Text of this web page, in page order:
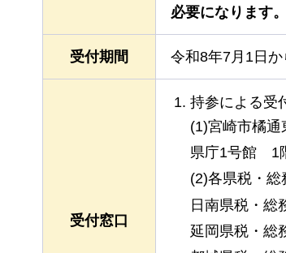
必要になります。
受付期間 令和8年7月1日
受付窓口
持参による受
(1)宮崎市橘
県庁1号館
1
(2)各県税・
日南県税・総
延岡県税・総